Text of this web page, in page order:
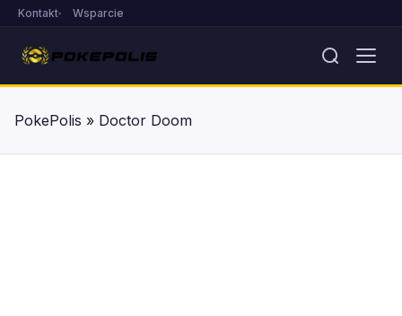
Kontakt Wsparcie
PokePolis » Doctor Doom